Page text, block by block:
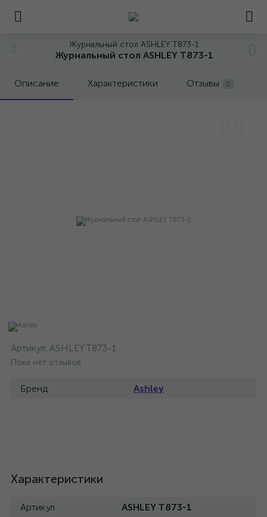
Журнальный стол ASHLEY T873-1
Журнальный стол ASHLEY T873-1
Описание Характеристики Отзывы 0
Артикул: ASHLEY T873-1
Пока нет отзывов
Бренд Ashley
Характеристики
Артикул
ASHLEY T873-1